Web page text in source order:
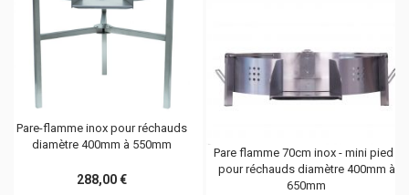
Pare-flamme inox pour réchauds
diamètre 400mm à 550mm
288,00 €
Pare flamme 70cm inox - mini pied -
pour réchauds diamètre 400mm à
650mm